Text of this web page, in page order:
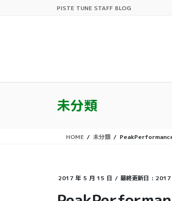
PISTE TUNE STAFF BLOG
未分類
HOME 未分類 PeakPerformance
2017 年 5 月 15 日 / 最終更新日 : 2017